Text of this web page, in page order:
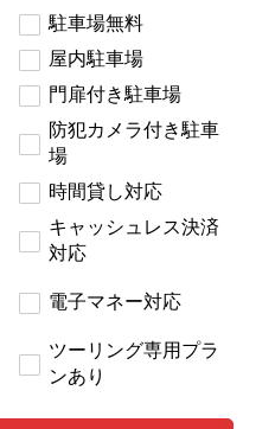
駐車場無料
屋内駐車場
門扉付き駐車場
防犯カメラ付き駐車
場
時間貸し対応
キャッシュレス決済
対応
電子マネー対応
ツーリング専用プラ
ンあり